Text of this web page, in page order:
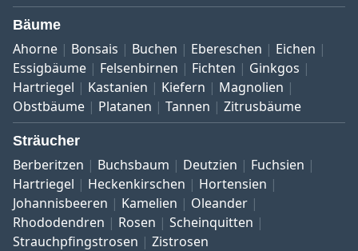
Bäume
Ahorne Bonsais Buchen Ebereschen
Eichen
Essigbäume
Felsenbirnen Fichten
Ginkgos
Hartriegel
Kastanien Kiefern
Magnolien
Obstbäume
Platanen Tannen Zitrusbäume
Sträucher
Berberitzen Buchsbaum Deutzien
Fuchsien
Hartriegel
Heckenkirschen
Hortensien
Johannisbeeren
Kamelien
Oleander
Rhododendren
Rosen
Scheinquitten
Strauchpfingstrosen
Zistrosen